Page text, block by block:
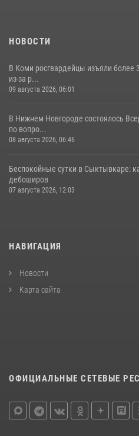
НОВОСТИ
В Коми росгвардейцы изъяли более
из-за р...
09 августа 2026, 06:01
В Нижнем Новгороде состоялось
по вопро...
08 августа 2026, 06:46
Беспокойные сутки в Сыктывкаре:
дебоширов
07 августа 2026, 12:03
НАВИГАЦИЯ
Новости
Карта сайта
ОФИЦИАЛЬНЫЕ СЕТЕВЫЕ